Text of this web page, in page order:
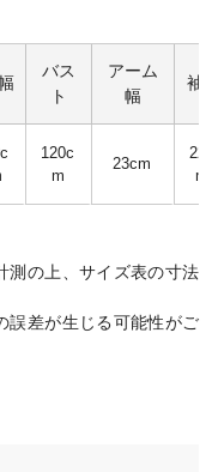
バス
ト
アーム
幅
袖
120c
m
23cm
22c
m
測の上、サイズ表の寸法
誤差が生じる可能性がご